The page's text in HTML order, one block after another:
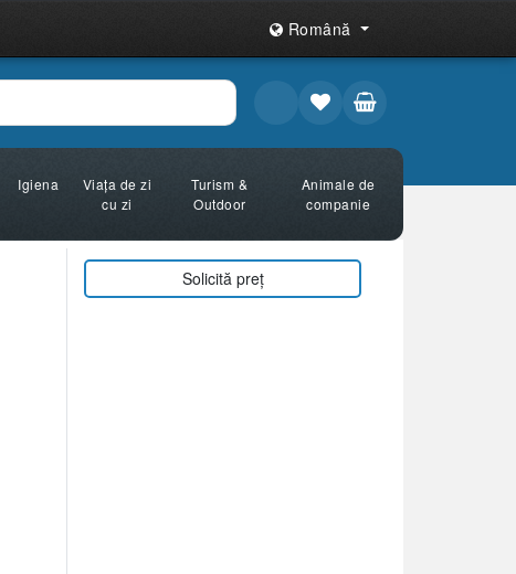
Română
Igiena
Viața de zi
cu zi
Turism &
Outdoor
Animale de
companie
Solicită preț